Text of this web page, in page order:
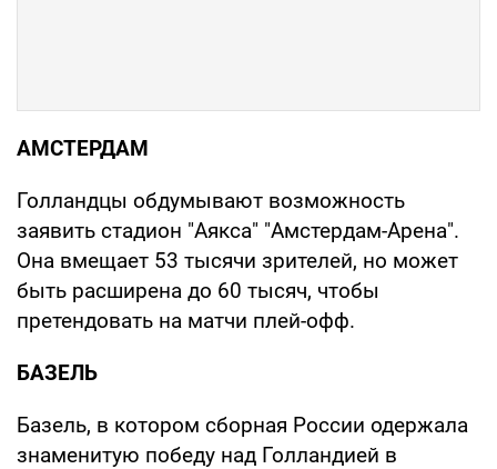
АМСТЕРДАМ
Голландцы обдумывают возможность
заявить стадион "Аякса" "Амстердам-Арена".
Она вмещает 53 тысячи зрителей, но может
быть расширена до 60 тысяч, чтобы
претендовать на матчи плей-офф.
БАЗЕЛЬ
Базель, в котором сборная России одержала
знаменитую победу над Голландией в